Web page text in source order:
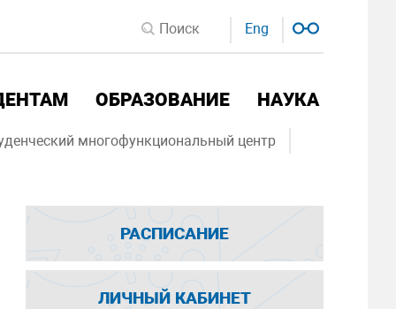
Eng
ОБРАЗОВАНИЕ НАУКА
многофункциональный центр
РАСПИСАНИЕ
ЛИЧНЫЙ КАБИНЕТ